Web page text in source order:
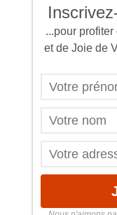
...pour
et de Joie de